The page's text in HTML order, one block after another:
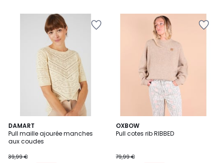
DAMART
Pull maille ajourée manches
aux coudes
39,99 €
OXBOW
Pull cotes rib RIBBED
79,99 €